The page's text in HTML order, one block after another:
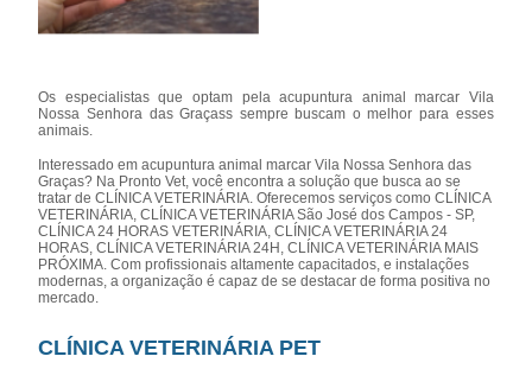
Os especialistas que optam pela acupuntura animal marcar Vila
Nossa Senhora das Graçass sempre buscam o melhor para esses
animais.
Interessado em acupuntura animal marcar Vila Nossa Senhora das
Graças? Na Pronto Vet, você encontra a solução que busca ao se
tratar de CLÍNICA VETERINÁRIA. Oferecemos serviços como CLÍNICA
VETERINÁRIA, CLÍNICA VETERINÁRIA São José dos Campos - SP,
CLÍNICA 24 HORAS VETERINÁRIA, CLÍNICA VETERINÁRIA 24
HORAS, CLÍNICA VETERINÁRIA 24H, CLÍNICA VETERINÁRIA MAIS
PRÓXIMA. Com profissionais altamente capacitados, e instalações
modernas, a organização é capaz de se destacar de forma positiva no
mercado.
CLÍNICA VETERINÁRIA PET